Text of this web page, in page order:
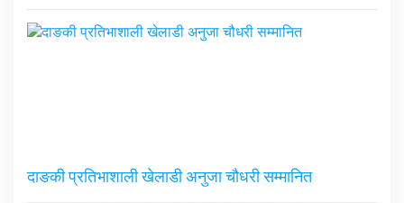
दाङकी प्रतिभाशाली खेलाडी अनुजा चौधरी सम्मानित